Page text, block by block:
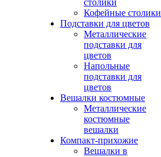
столики
Кофейные столики
Подставки для цветов
Металлические
подставки для
цветов
Напольные
подставки для
цветов
Вешалки костюмные
Металлические
костюмные
вешалки
Компакт-прихожие
Вешалки в